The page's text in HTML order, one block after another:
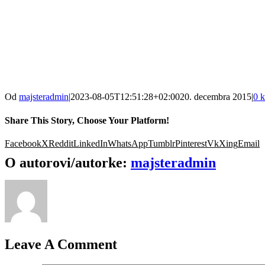
Od majsteradmin|2023-08-05T12:51:28+02:0020. decembra 2015|0
Share This Story, Choose Your Platform!
FacebookXRedditLinkedInWhatsAppTumblrPinterestVkXingEmail
O autorovi/autorke: majsteradmin
Leave A Comment